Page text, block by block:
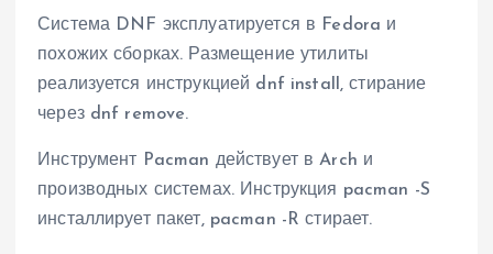
Система DNF эксплуатируется в Fedora и
похожих сборках. Размещение утилиты
реализуется инструкцией dnf install, стирание
через dnf remove.
Инструмент Pacman действует в Arch и
производных системах. Инструкция pacman -S
инсталлирует пакет, pacman -R стирает.